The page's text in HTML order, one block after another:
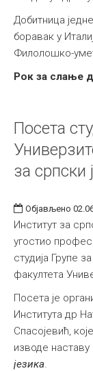
Добитница
боравак у
Филолошко-
Рок за слање
Посета
за српски
Објављено
Институт за
угостио
студија Групе
факултета
Посета је
Института др
Спасојевић,
изводе
језика